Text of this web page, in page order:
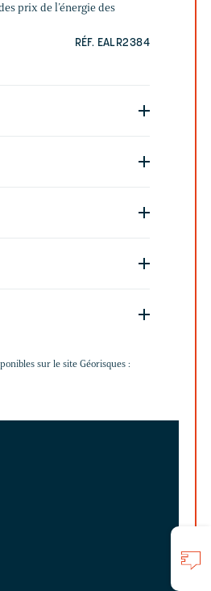
prix de l’énergie des
RÉF. EALR2384
sur le site Géorisques :